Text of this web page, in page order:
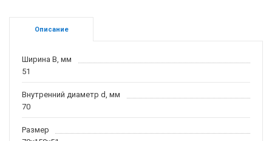
Описание
Ширина B, мм
51
Внутренний диаметр d, мм
70
Размер